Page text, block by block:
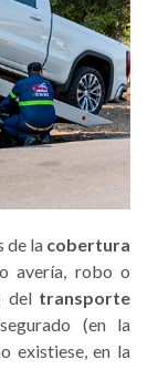
de la cobertura
avería, robo o
del transporte
(en la
existiese, en la